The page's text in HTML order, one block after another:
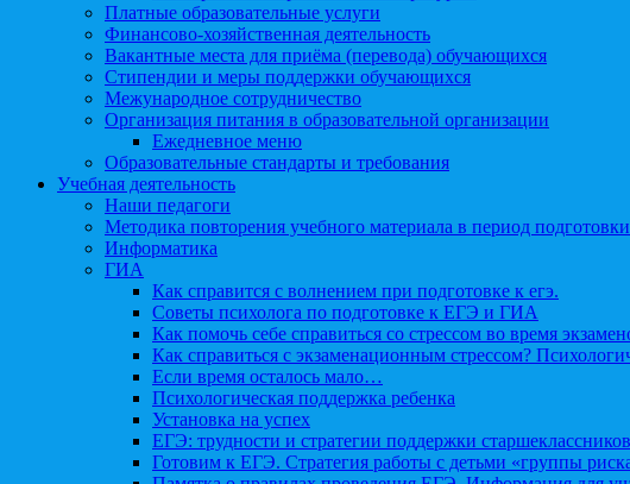
Платные образовательные услуги
Финансово-хозяйственная деятельность
Вакантные места для приёма (перевода) обучающихся
Стипендии и меры поддержки обучающихся
Межународное сотрудничество
Организация питания в образовательной организации
Ежедневное меню
Образовательные стандарты и требования
Учебная деятельность
Наши педагоги
Методика повторения учебного материала в период
Информатика
ГИА
Как справится с волнением при подготовке к егэ.
Советы психолога по подготовке к ЕГЭ и ГИА
Как помочь себе справиться со стрессом во время
Как справиться с экзаменационным стрессом?
Если время осталось мало…
Психологическая поддержка ребенка
Установка на успех
ЕГЭ: трудности и стратегии поддержки старшеклассников
Готовим к ЕГЭ. Стратегия работы с детьми «группы